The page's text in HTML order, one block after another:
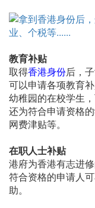
教育补贴
取得香港身份后，
可以申请各项教育
幼稚园的在校学生
还为符合申请资格
网费津贴等。
在职人士补贴
港府为香港有志进
符合资格的申请人
助。